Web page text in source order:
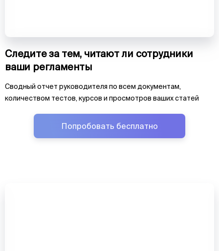
Следите за тем, читают ли сотрудники
ваши регламенты
Сводный отчет руководителя по всем документам,
количеством тестов, курсов и просмотров ваших статей
Попробовать бесплатно